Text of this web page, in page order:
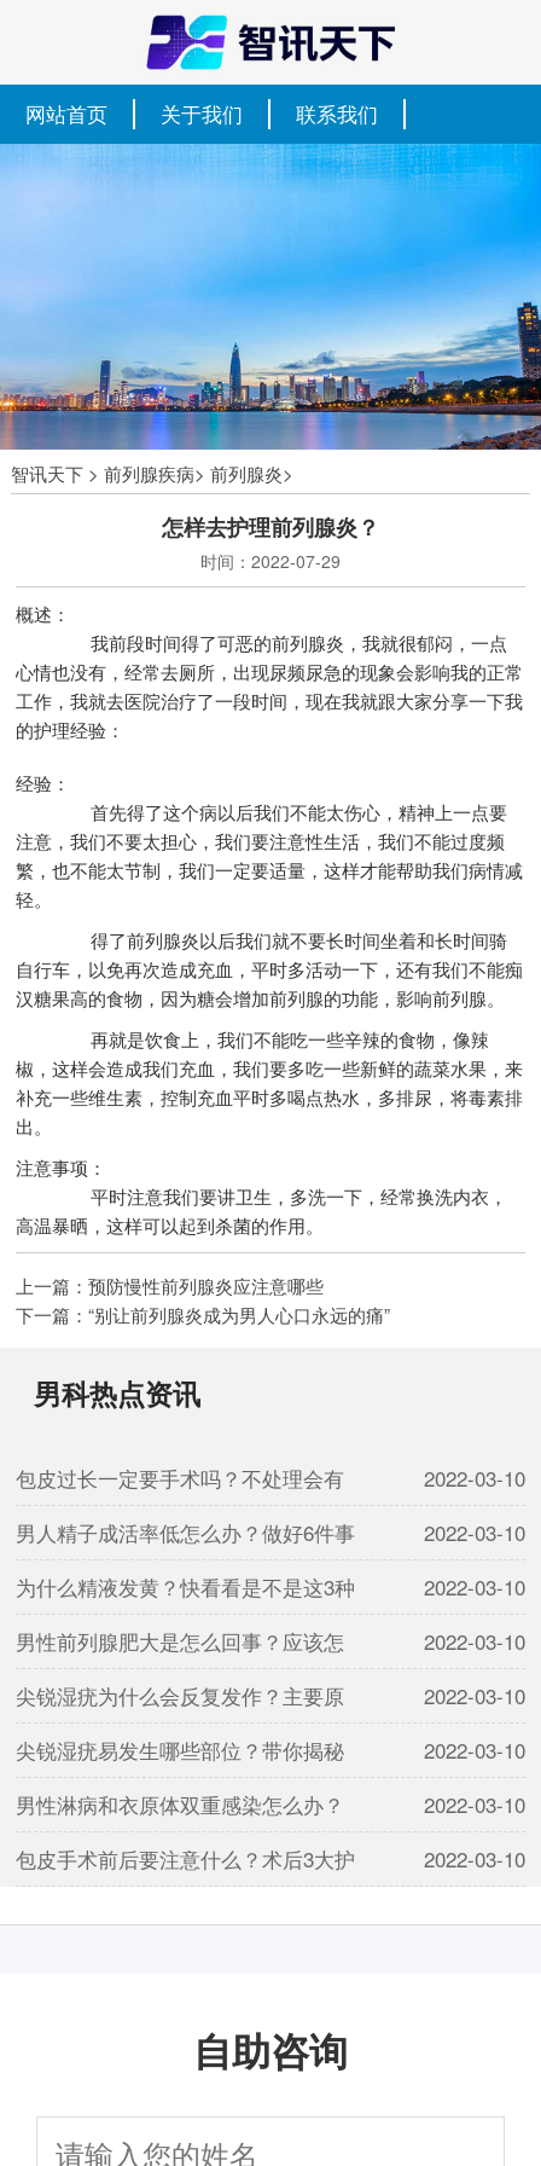
网站首页 关于我们 联系我们
智讯天下> 前列腺疾病> 前列腺炎>
怎样去护理前列腺炎？
时间：2022-07-29
概述：
我前段时间得了可恶的前列腺炎，我就很郁闷，一点
心情也没有，经常去厕所，出现尿频尿急的现象会影响我的正常
工作，我就去医院治疗了一段时间，现在我就跟大家分享一下我
的护理经验：
经验：
首先得了这个病以后我们不能太伤心，精神上一点要
注意，我们不要太担心，我们要注意性生活，我们不能过度频
繁，也不能太节制，我们一定要适量，这样才能帮助我们病情减
轻。
得了前列腺炎以后我们就不要长时间坐着和长时间骑
自行车，以免再次造成充血，平时多活动一下，还有我们不能痴
汉糖果高的食物，因为糖会增加前列腺的功能，影响前列腺。
再就是饮食上，我们不能吃一些辛辣的食物，像辣
椒，这样会造成我们充血，我们要多吃一些新鲜的蔬菜水果，来
补充一些维生素，控制充血平时多喝点热水，多排尿，将毒素排
出。
注意事项：
平时注意我们要讲卫生，多洗一下，经常换洗内衣，
高温暴晒，这样可以起到杀菌的作用。
上一篇：预防慢性前列腺炎应注意哪些
下一篇：“别让前列腺炎成为男人心口永远的痛”
男科热点资讯
包皮过长一定要手术吗？不处理会有
2022-03-10
男人精子成活率低怎么办？做好6件事
2022-03-10
为什么精液发黄？快看看是不是这3种
2022-03-10
男性前列腺肥大是怎么回事？应该怎
2022-03-10
尖锐湿疣为什么会反复发作？主要原
2022-03-10
尖锐湿疣易发生哪些部位？带你揭秘
2022-03-10
男性淋病和衣原体双重感染怎么办？
2022-03-10
包皮手术前后要注意什么？术后3大护
2022-03-10
自助咨询